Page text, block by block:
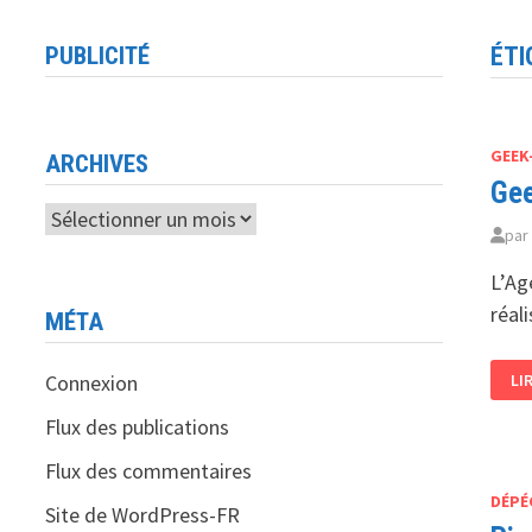
par
PUBLICITÉ
ARCHIVES
Archives
MÉTA
Connexion
Flux des publications
Flux des commentaires
Site de WordPress-FR